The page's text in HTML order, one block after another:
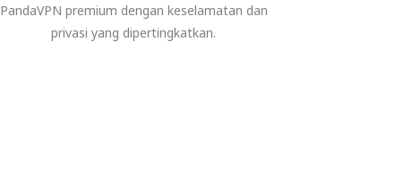
PandaVPN premium dengan keselamatan dan
privasi yang dipertingkatkan.